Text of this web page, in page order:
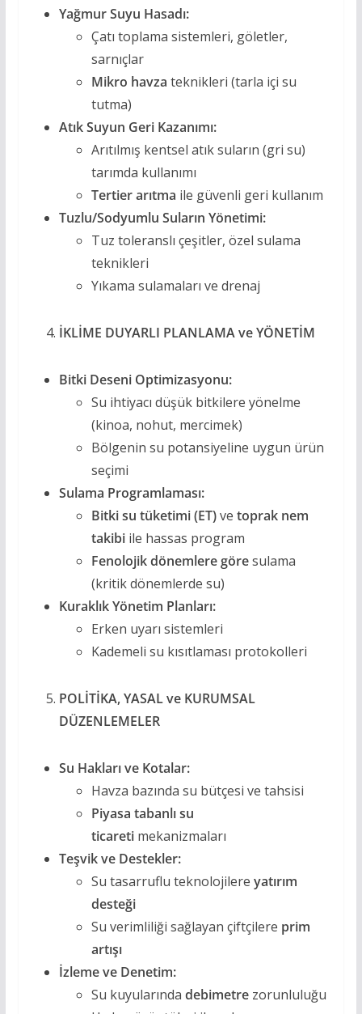
Yağmur Suyu Hasadı:
Çatı toplama sistemleri, göletler,
sarnıçlar
Mikro havza teknikleri (tarla içi su
tutma)
Atık Suyun Geri Kazanımı:
Arıtılmış kentsel atık suların (gri su)
tarımda kullanımı
Tertier arıtma ile güvenli geri kullanım
Tuzlu/Sodyumlu Suların Yönetimi:
Tuz toleranslı çeşitler, özel sulama
teknikleri
Yıkama sulamaları ve drenaj
İKLİME DUYARLI PLANLAMA ve YÖNETİM
Bitki Deseni Optimizasyonu:
Su ihtiyacı düşük bitkilere yönelme
(kinoa, nohut, mercimek)
Bölgenin su potansiyeline uygun ürün
seçimi
Sulama Programlaması:
Bitki su tüketimi (ET)ve toprak nem
takibiile hassas program
Fenolojik dönemlere göresulama
(kritik dönemlerde su)
Kuraklık Yönetim Planları:
Erken uyarı sistemleri
Kademeli su kısıtlaması protokolleri
POLİTİKA, YASAL ve KURUMSAL
DÜZENLEMELER
Su Hakları ve Kotalar:
Havza bazında su bütçesi ve tahsisi
Piyasa tabanlı su
ticaretimekanizmaları
Teşvik ve Destekler:
Su tasarruflu teknolojilere yatırım
desteği
Su verimliliği sağlayan çiftçilere prim
artışı
İzleme ve Denetim:
Su kuyularında debimetrezorunluluğu